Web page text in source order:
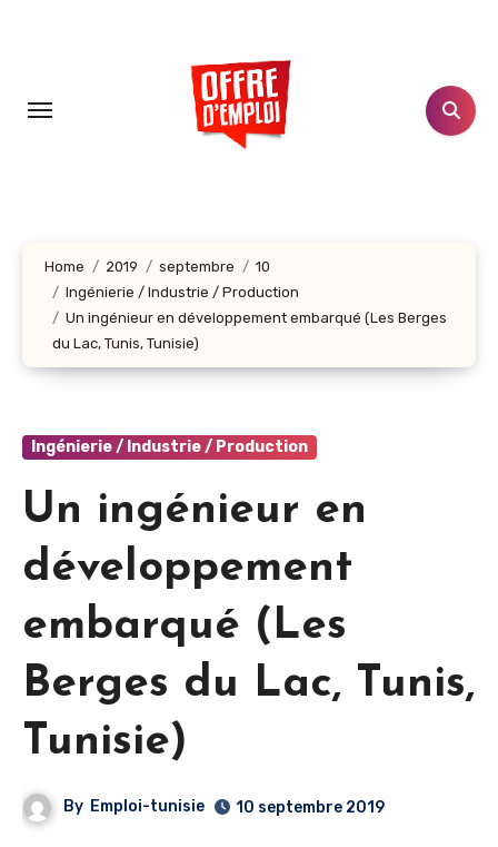
principal
Home 2019 septembre
10
Ingénierie / Industrie / Production
Un ingénieur en développement embarqué (Les Berges
du Lac, Tunis, Tunisie)
Ingénierie / Industrie / Production
Un ingénieur en
développement
embarqué (Les
Berges du Lac, Tunis,
Tunisie)
By Emploi-tunisie 10 septembre 2019